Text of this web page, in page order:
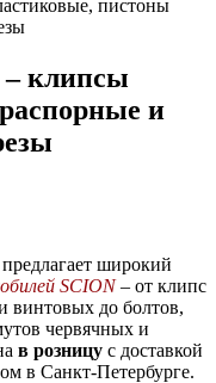
пистоны
– клипсы
и
предлагает широкий
SCION– от клипс
винтовых до болтов,
червячных и
в розницу с доставкой
в Санкт-Петербурге.